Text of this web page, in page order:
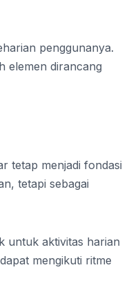
penggunanya.
elemen dirancang
tetap menjadi fondasi
tetapi sebagai
untuk aktivitas harian
mengikuti ritme